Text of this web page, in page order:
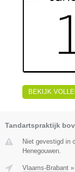
BEKIJK
Tandartspraktijk
Niet gevestigd in
Henegouwen.
Vlaams-Brabant »